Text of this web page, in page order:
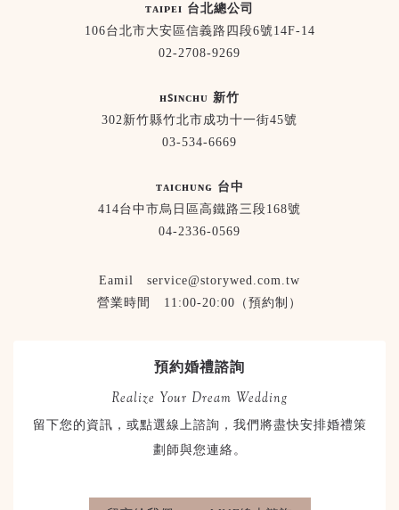
ᴛᴀɪᴘᴇɪ 台北總公司
106台北市大安區信義路四段6號14F-14
02-2708-9269
ʜꜱɪɴᴄʜᴜ 新竹
302新竹縣竹北市成功十一街45號
03-534-6669
ᴛᴀɪᴄʜᴜɴɢ 台中
414台中市烏日區高鐵路三段168號
04-2336-0569
Eamil service@storywed.com.tw
營業時間 11:00-20:00（預約制）
預約婚禮諮詢
Realize Your Dream Wedding
留下您的資訊，或點選線上諮詢，我們將盡快安排婚禮策
劃師與您連絡。